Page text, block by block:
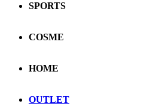
SPORTS
COSME
HOME
OUTLET